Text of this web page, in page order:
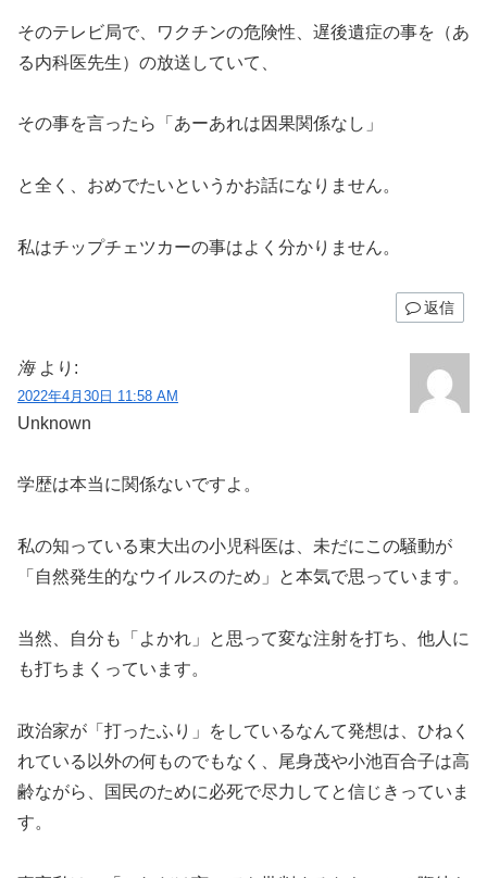
そのテレビ局で、ワクチンの危険性、遅後遺症の事を（あ
る内科医先生）の放送していて、
その事を言ったら「あーあれは因果関係なし」
と全く、おめでたいというかお話になりません。
私はチップチェツカーの事はよく分かりません。
返信
海 より:
2022年4月30日 11:58 AM
Unknown
学歴は本当に関係ないですよ。
私の知っている東大出の小児科医は、未だにこの騒動が
「自然発生的なウイルスのため」と本気で思っています。
当然、自分も「よかれ」と思って変な注射を打ち、他人に
も打ちまくっています。
政治家が「打ったふり」をしているなんて発想は、ひねく
れている以外の何ものでもなく、尾身茂や小池百合子は高
齢ながら、国民のために必死で尽力してと信じきっていま
す。